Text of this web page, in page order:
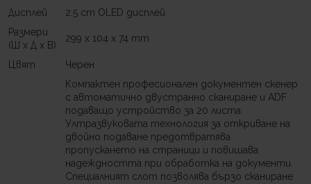
Дисплей
2.5 cm OLED дисплей
Размери
(Ш x Д x В)
299 x 104 x 74 mm
Цвят
Черен
Компактен професионален документен скенер
с автоматично двустранно сканиране и ADF
подаващо устройство за 20 листа.
Ултразвуковата технология за откриване на
двойно подаване предотвратява
пропускането на страници и повишава
надеждността при обработка на документи.
Специалният слот позволява бързо сканиране